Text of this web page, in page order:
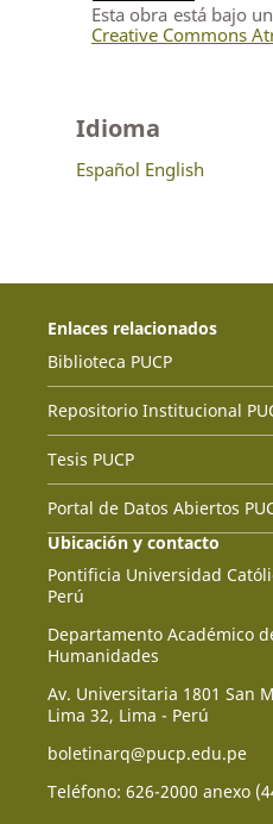
Esta obra está bajo
Creative Commons
Idioma
Español English
Enlaces relacionados
Biblioteca PUCP
Repositorio Institucional
Tesis PUCP
Portal de Datos Abiertos
Ubicación y contacto
Pontificia Universidad
Perú
Departamento Académico
Humanidades
Av. Universitaria 1801 San
Lima 32, Lima - Perú
boletinarq@pucp.edu.pe
Teléfono: 626-2000 anexo